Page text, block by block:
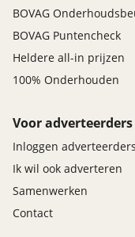
BOVAG
BOVAG Puntencheck
Heldere all-in prijzen
100% Onderhouden
Voor adverteerders
Inloggen adverteerders
Ik wil ook adverteren
Samenwerken
Contact